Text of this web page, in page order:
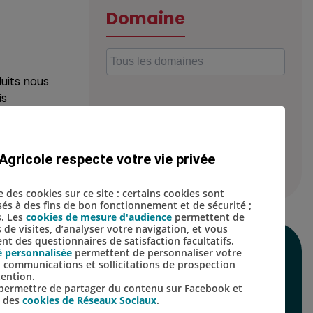
nous
Domaine
SUIVEZ-NOUS SUR
LES RÉSEAUX
SOCIAUX
respecte votre vie privée
des cookies sur ce site : certains cookies sont
à des fins de bon fonctionnement et de sécurité ;
Les cookies de mesure d'audience permettent de
visites, d’analyser votre navigation, et vous
des questionnaires de satisfaction facultatifs.
personnalisée permettent de personnaliser votre
communications et sollicitations de prospection
de partager du contenu sur Facebook et
cookies de Réseaux Sociaux.